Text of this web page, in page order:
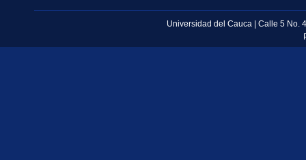
Universidad del Cauca | Calle 5 No.